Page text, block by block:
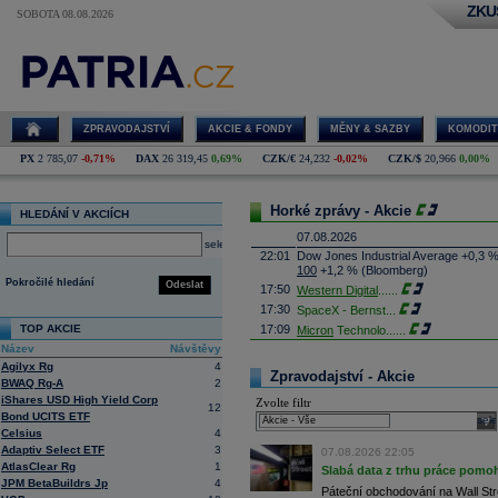
SOBOTA 08.08.2026
ZPRAVODAJSTVÍ AKCIE & FONDY MĚNY & SAZBY
PX 2 785,07 -0,71% DAX 26 319,45 0,69% CZK/€ 24,232 -0,02% CZK/$ 20,966 0,00%
HLEDÁNÍ V AKCIÍCH
select
Odeslat
Pokročilé hledání
TOP AKCIE
Název
Návštěvy
Agilyx Rg
4
BWAQ Rg-A
2
iShares USD High Yield Corp
Bond UCITS ETF
12
Celsius
4
Adaptiv Select ETF
3
AtlasClear Rg
1
JPM BetaBuildrs Jp
4
Horké zprávy - Akcie
07.08.2026
22:01
Dow Jones Industrial Average +0,3
100 +1,2 % (Bloomberg)
17:50 Western Digital
17:30 SpaceX - Bernst
17:09 Micron Technolo
16:26
Objem obchodů s akciemi na
obchodů za poslední rok je 0,665
16:23 Zvýšení výroby balistických střel
nějakou dobu potrvá. Agentuře
Armin Papperger. Společná výroba
doplnit arzenál Spojeným státům,
(ČTK)
16:07 Conocophillips
Zpravodajství - Akcie
Zvolte filtr
07.08.2026 22:05
Slabá data z trhu práce
Páteční obchodování na Wall